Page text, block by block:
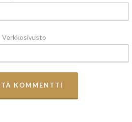
Verkkosivusto